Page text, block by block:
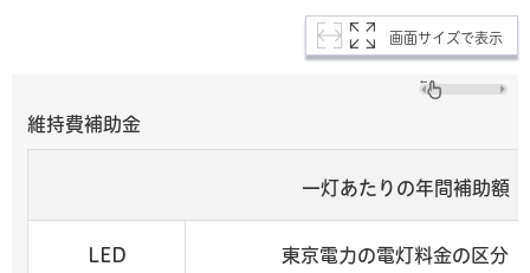
画面サイズで表示
維持費補助金
一灯あたりの年間補助額
LED
東京電力の電灯料金の区分